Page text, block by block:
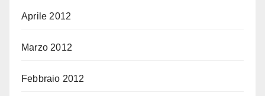
Aprile 2012
Marzo 2012
Febbraio 2012